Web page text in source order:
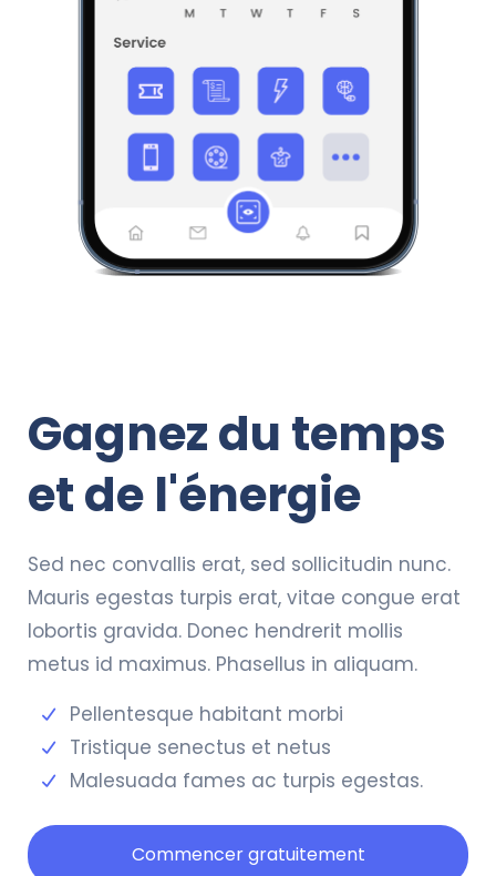
Gagnez du temps
et de l'énergie
Sed nec convallis erat, sed sollicitudin nunc.
Mauris egestas turpis erat, vitae congue erat
lobortis gravida. Donec hendrerit mollis
metus id maximus. Phasellus in aliquam.
Pellentesque habitant morbi
Tristique senectus et netus
Malesuada fames ac turpis egestas.
Commencer gratuitement